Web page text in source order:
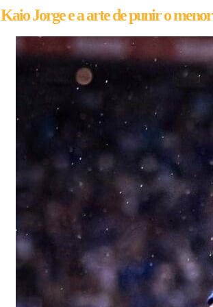
Kaio Jorge e a arte de punir o